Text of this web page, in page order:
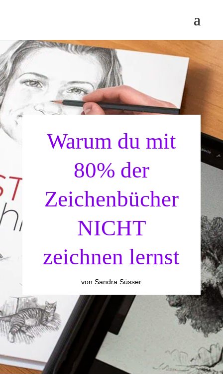
Warum du mit
80% der
Zeichenbücher
NICHT
zeichnen lernst
vonSandra Süsser